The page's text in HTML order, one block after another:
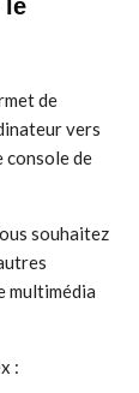
le
de
vers
console de
souhaitez
multimédia
: